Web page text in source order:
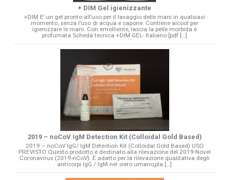
+ DIM Gel igienizzante
+DIM E’ un gel pronto all’uso per il lavaggio delle mani in qualsiasi
momento, senza l’uso di acqua e sapone. Contiene alcool per
igienizzare le mani. Con emolliente, lascia la pelle morbida e
profumata Scheda tecnica +DIM GEL- Italiano [pdf […]
2019 – noCoV IgM Detection Kit (Colloidal Gold Based)
2019 – noCoV IgG/ IgM Detection Kit (Colloidal Gold Based) USO
PREVISTO Questo prodotto è destinato alla rilevazione del 2019-Novel
Coronavirus (2019-nCoV). È adatto per la rilevazione qualitativa degli
anticorpi IgG / IgM nel siero umano,pla […]